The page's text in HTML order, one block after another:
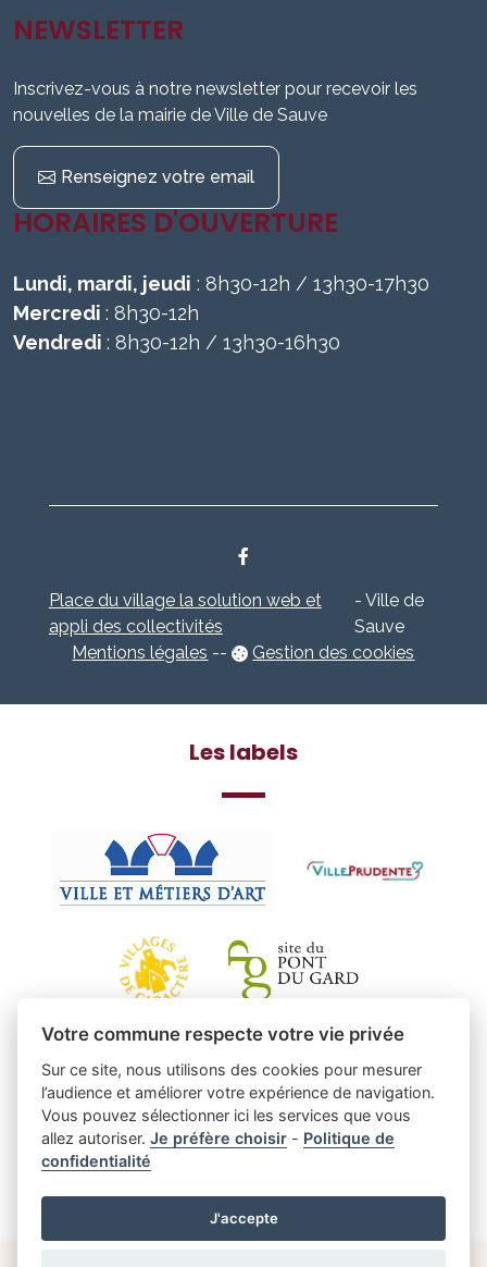
NEWSLETTER
Inscrivez-vous à notre newsletter pour recevoir les
nouvelles de la mairie de Ville de Sauve
Renseignez votre email
HORAIRES D'OUVERTURE
Lundi, mardi, jeudi : 8h30-12h / 13h30-17h30
Mercredi : 8h30-12h
Vendredi : 8h30-12h / 13h30-16h30
Place du village la solution web et
appli des collectivités
- Ville de
Sauve
Mentions légales -- Gestion des cookies
Les labels
Votre commune respecte votre vie privée
Sur ce site, nous utilisons des cookies pour mesurer
l’audience et améliorer votre expérience de navigation.
Vous pouvez sélectionner ici les services que vous
allez autoriser.Je préfère choisir - Politique de
confidentialité
J'accepte